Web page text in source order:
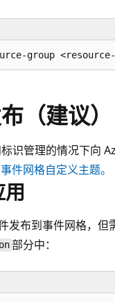
（建议）
识管理的情况下向
件网格自定义主题。
布到事件网格，但
部分中：